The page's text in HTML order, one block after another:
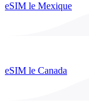
eSIM le Mexique
eSIM le Canada